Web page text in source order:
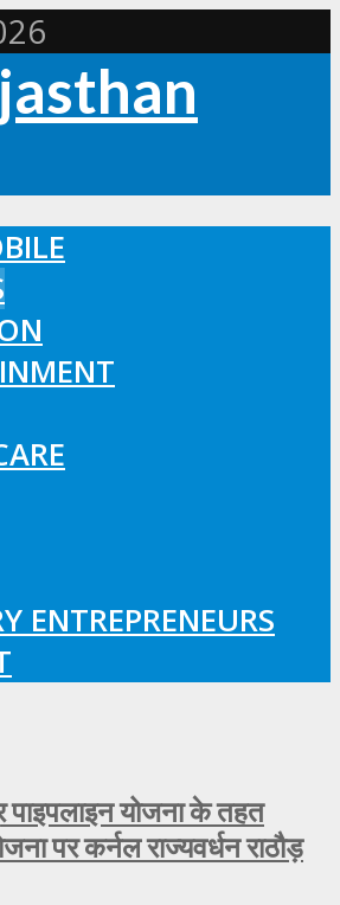
ENTREPRENEURS
पाइपलाइन योजना के तहत
पर कर्नल राज्यवर्धन राठौड़